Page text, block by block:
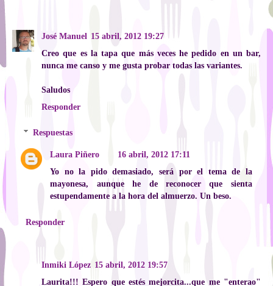
José Manuel 15 abril, 2012 19:27
Creo que es la tapa que más veces he pedido en un bar,
nunca me canso y me gusta probar todas las variantes.
Saludos
Responder
Respuestas
Laura Piñero
16 abril, 2012 17:11
Yo no la pido demasiado, será por el tema de la
mayonesa, aunque he de reconocer que sienta
estupendamente a la hora del almuerzo. Un beso.
Responder
Inmiki López 15 abril, 2012 19:57
Laurita!!! Espero que estés mejorcita...que me "enterao"